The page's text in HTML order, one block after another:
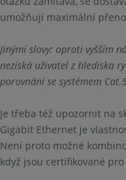
umožňují maximální
Jinými slovy: oproti vyšším
nezíská uživatel z hlediska
porovnání se systémem
Je třeba též upozornit na
Gigabit Ethernet je
Není proto možné
když jsou certifikované pro